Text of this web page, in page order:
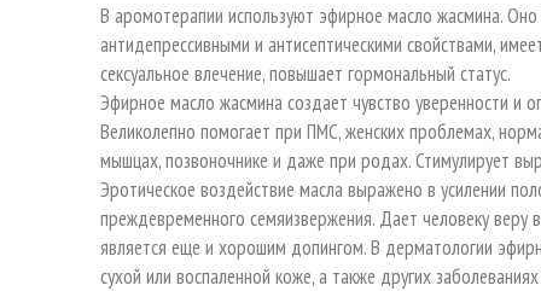
В аромотерапии используют эфирное масло жасмина.
антидепрессивными и антисептическими свойствами,
сексуальное влечение, повышает гормональный статус.
Эфирное масло жасмина создает чувство уверенности и
Великолепно помогает при ПМС, женских проблемах,
мышцах, позвоночнике и даже при родах. Стимулирует
Эротическое воздействие масла выражено в усилении
преждевременного семяизвержения. Дает человеку веру
является еще и хорошим допингом. В дерматологии
сухой или воспаленной коже, а также других